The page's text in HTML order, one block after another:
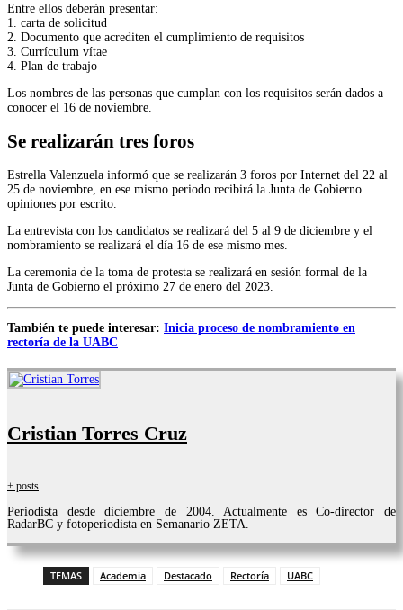
Entre ellos deberán presentar:
1. carta de solicitud
2. Documento que acrediten el cumplimiento de requisitos
3. Currículum vítae
4. Plan de trabajo
Los nombres de las personas que cumplan con los requisitos serán dados a
conocer el 16 de noviembre.
Se realizarán tres foros
Estrella Valenzuela informó que se realizarán 3 foros por Internet del 22 al
25 de noviembre, en ese mismo periodo recibirá la Junta de Gobierno
opiniones por escrito.
La entrevista con los candidatos se realizará del 5 al 9 de diciembre y el
nombramiento se realizará el día 16 de ese mismo mes.
La ceremonia de la toma de protesta se realizará en sesión formal de la
Junta de Gobierno el próximo 27 de enero del 2023.
También te puede interesar: Inicia proceso de nombramiento en
rectoría de la UABC
Cristian Torres Cruz
+ posts
Periodista desde diciembre de 2004. Actualmente es Co-director de
RadarBC y fotoperiodista en Semanario ZETA.
TEMAS Academia Destacado Rectoría UABC